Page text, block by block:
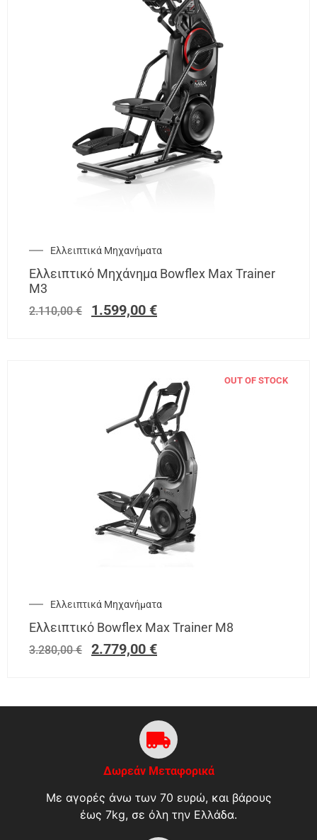
Ελλειπτικά Μηχανήματα
Ελλειπτικό Μηχάνημα Bowflex Max Trainer
M3
2.110,00€ 1.599,00 €
OUT OF STOCK
Ελλειπτικά Μηχανήματα
Ελλειπτικό Bowflex Max Trainer M8
3.280,00€ 2.779,00 €
Δωρεάν Μεταφορικά
Με αγορές άνω των 70 ευρώ, και βάρους
έως 7kg, σε όλη την Ελλάδα.